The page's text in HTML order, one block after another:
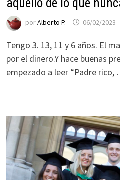
porAlberto P. 06/02/2023
Tengo 3. 13, 11 y 6 años. El
por el dinero.Y hace buenas
empezado a leer “Padre rico,
Estas
cookies no
opcionales.
Son
necesarias
Estadísticas
Para que
podamos
mejorar la